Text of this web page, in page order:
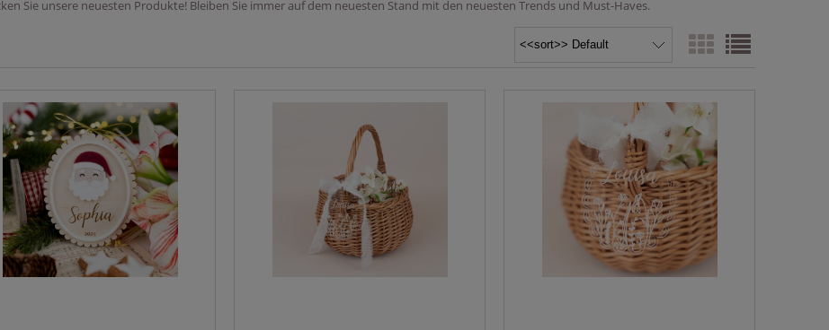
Sie unsere neuesten Produkte! Bleiben Sie immer auf dem neuesten Stand mit den neuesten Trends und Must-Haves.